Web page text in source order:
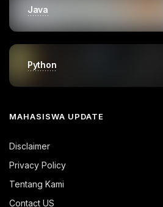
Java
Python
MAHASISWA UPDATE
Disclaimer
Privacy Policy
Tentang Kami
Contact US